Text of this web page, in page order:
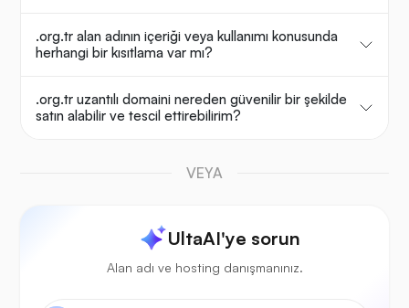
.org.tr alan adının içeriği veya kullanımı konusunda
herhangi bir kısıtlama var mı?
.org.tr uzantılı domaini nereden güvenilir bir şekilde
satın alabilir ve tescil ettirebilirim?
VEYA
UltaAI'ye sorun
Alan adı ve hosting danışmanınız.